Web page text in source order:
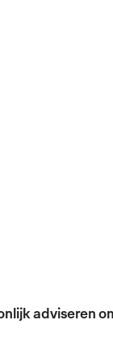
adviseren